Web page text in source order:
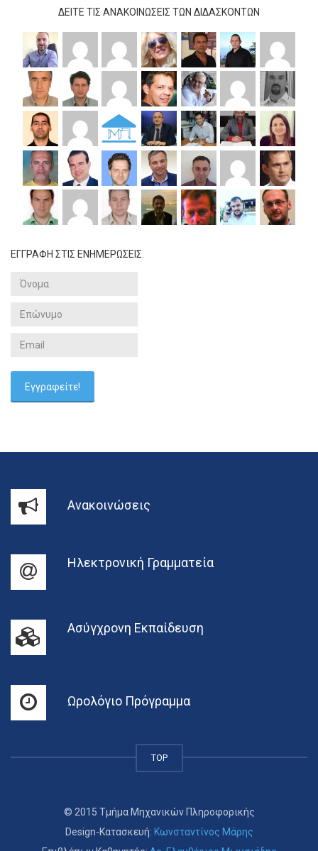
ΔΕΊΤΕ ΤΙΣ ΑΝΑΚΟΙΝΏΣΕΙΣ ΤΩΝ ΔΙΔΆΣΚΟΝΤΩΝ
ΕΓΓΡΑΦΗ ΣΤΙΣ ΕΝΗΜΕΡΩΣΕΙΣ.
Ανακοινώσεις
Ηλεκτρονική Γραμματεία
Ασύγχρονη Εκπαίδευση
Ωρολόγιο Πρόγραμμα
TOP
© 2015 Τμήμα Μηχανικών Πληροφορικής
Design-Κατασκευή: Κωνσταντίνος Μάρης